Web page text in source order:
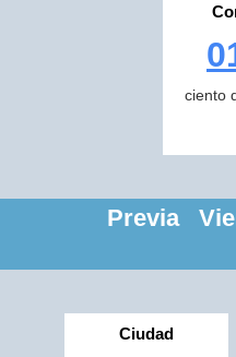
ciento
Previa
Ciudad